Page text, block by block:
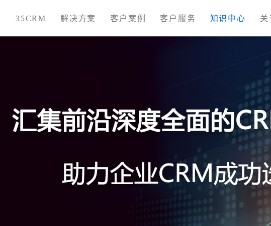
35CRM 解决方案 客户案例 客户服务 知识中心 关